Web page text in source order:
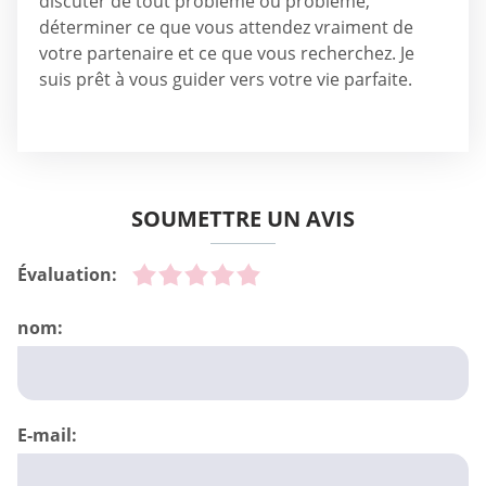
déterminer ce que vous attendez vraiment de
votre partenaire et ce que vous recherchez. Je
suis prêt à vous guider vers votre vie parfaite.
SOUMETTRE UN AVIS
Évaluation:
nom:
E-mail: